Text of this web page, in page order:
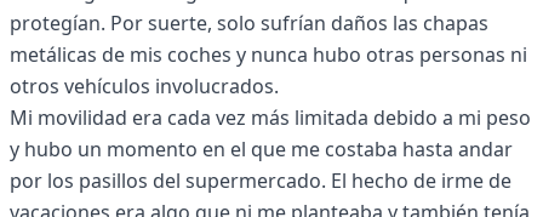
protegían. Por suerte, solo sufrían daños las chapas
metálicas de mis coches y nunca hubo otras personas ni
otros vehículos involucrados.
Mi movilidad era cada vez más limitada debido a mi peso
y hubo un momento en el que me costaba hasta andar
por los pasillos del supermercado. El hecho de irme de